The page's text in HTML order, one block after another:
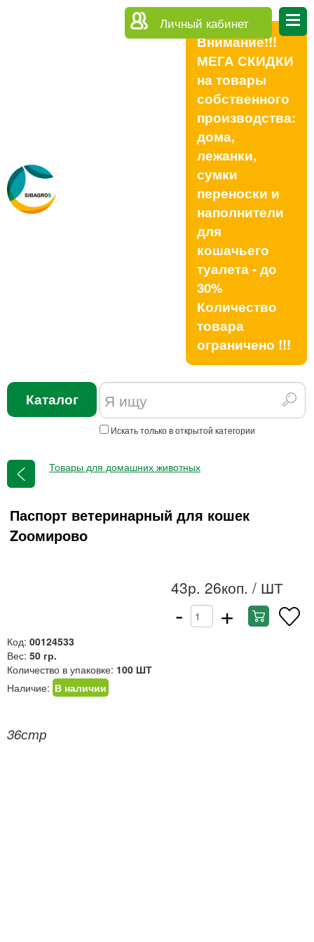
Личный кабинет
Внимание!!!
МЕГА СКИДКИ
на товары
собственного
производства:
дома,
лежанки,
сумки
переноски и
наполнители
для
кошачьего
туалета - до
30%
Количество
товара
ограничено !!!
Каталог
Искать только в открытой категории
Товары для домашних животных
Паспорт ветеринарный для кошек
Zоомирово
43р. 26коп. / ШТ
- +
Код: 00124533
Вес: 50 гр.
Количество в упаковке: 100 ШТ
Наличие: В наличии
36стр